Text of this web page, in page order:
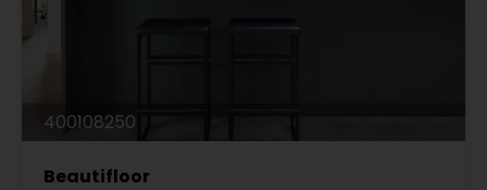
400108250
Beautifloor